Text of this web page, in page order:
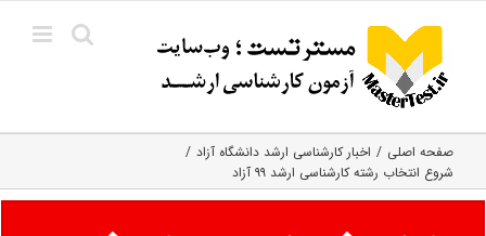
content
صفحه اصلی
اخبار کارشناسی ارشد دانشگاه آزاد
شروع انتخاب رشته کارشناسی ارشد ۹۹ آزاد